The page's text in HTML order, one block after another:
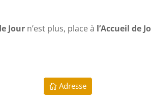
Journ’est plus, place à l’Accueil de
Adresse